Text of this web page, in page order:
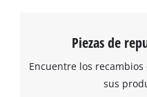
Piezas de
Encuentre los
sus